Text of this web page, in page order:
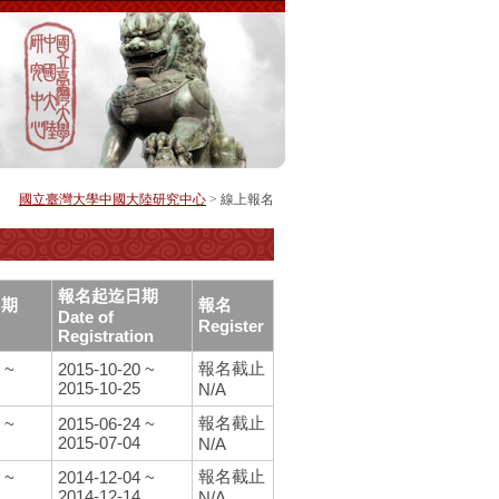
國立臺灣大學中國大陸研究中心 > 線上報名
報名起迄日期
Date of
Registration
報名
Register
~
2015-10-20 ~
2015-10-25
報名截止
N/A
~
2015-06-24 ~
2015-07-04
報名截止
N/A
~
2014-12-04 ~
報名截止